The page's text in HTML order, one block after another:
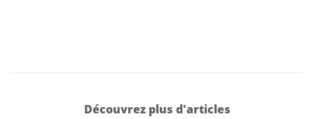
Découvrez plus d'articles